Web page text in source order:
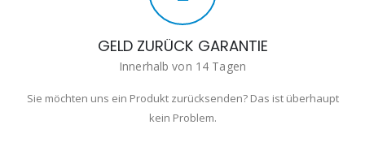
GELD ZURÜCK GARANTIE
Innerhalb von 14 Tagen
Sie möchten uns ein Produkt zurücksenden? Das ist überhaupt
kein Problem.